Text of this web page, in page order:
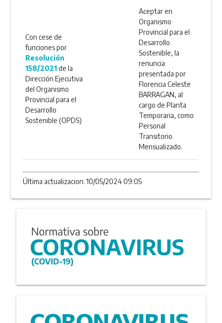
Con cese de
funciones por
Resolución
158/2021de la
Dirección Ejecutiva
del Organismo
Provincial para el
Desarrollo
Sostenible (OPDS)
Aceptar en
Organismo
Provincial para el
Desarrollo
Sostenible, la
renuncia
presentada por
Florencia Celeste
BARRAGAN, al
cargo de Planta
Temporaria, como
Personal
Transitorio
Mensualizado.
Última actualizacion: 10/05/2024 09:05